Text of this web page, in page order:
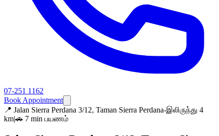
07-251 1162
Book Appointment
📍 Jalan Sierra Perdana 3/12, Taman Sierra Perdana-இலிருந்து 4
km|🚗 7 min பயணம்